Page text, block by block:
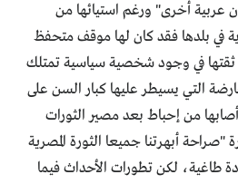
عربية أخرى" ورغم استيائها من
في بلدها فقد كان لها موقف متحفظ
ثقتها في وجود شخصية سياسية تمتلك
التي يسيطر عليها كبار السن على
من إحباط بعد مصير الثورات
"صراحة أبهرتنا جميعا الثورة المصرية
طاغية، لكن تطورات الأحداث فيما